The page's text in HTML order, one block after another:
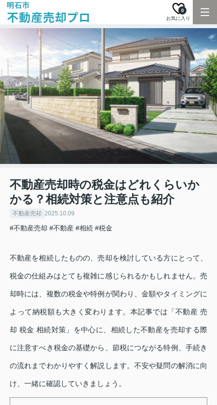
お気に入り
0
不動産売却時の税金はどれくらいか
かる？相続対策と注意点も紹介
不動産売却 2025.10.09
#不動産売却 #不動産 #相続 #税金
不動産を相続したものの、売却を検討している方にとって、
税金の仕組みはとても複雑に感じられるかもしれません。売
却時には、複数の税金や特例が関わり、金額やタイミングに
よって納税額も大きく変わります。本記事では「不動産 売
却 税金 相続対策」を中心に、相続した不動産を売却する際
に注意すべき税金の基礎から、節税につながる特例、手続き
の流れまでわかりやすく解説します。不安や疑問の解消に向
け、一緒に確認していきましょう。